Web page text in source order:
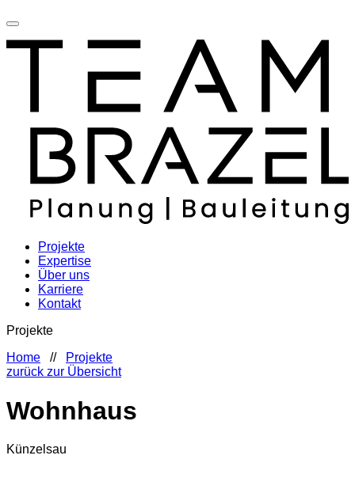
Projekte
Expertise
Über uns
Karriere
Kontakt
Projekte
Home //
Projekte
zurück zur Übersicht
Wohnhaus
Künzelsau